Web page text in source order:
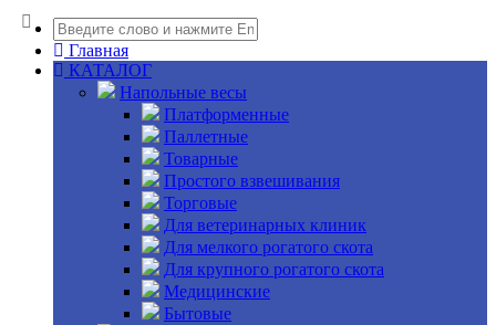
Главная
КАТАЛОГ
Напольные весы
Платформенные
Паллетные
Товарные
Простого взвешивания
Торговые
Для ветеринарных клиник
Для мелкого рогатого скота
Для крупного рогатого скота
Медицинские
Бытовые